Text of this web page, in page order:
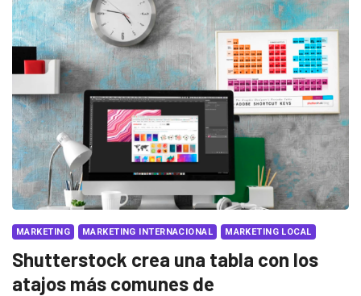
MARKETING MARKETING INTERNACIONAL MARKETING LOCAL
Shutterstock crea una tabla con los
atajos más comunes de